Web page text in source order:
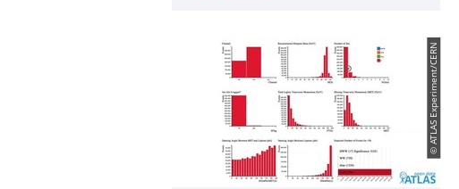
© ATLAS Experiment/CERN